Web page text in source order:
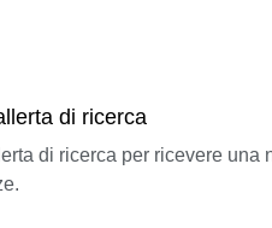
di ricerca
di ricerca per ricevere